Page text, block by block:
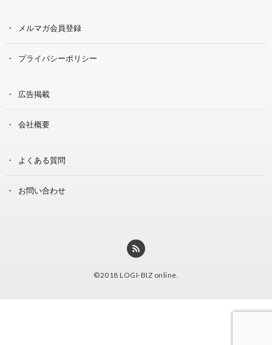
メルマガ会員登録
プライバシーポリシー
広告掲載
会社概要
よくある質問
お問い合わせ
©2018 LOGI-BIZ online